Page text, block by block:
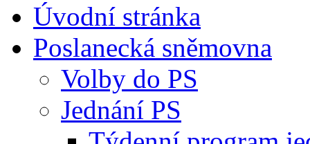
Úvodní stránka
Poslanecká sněmovna
Volby do PS
Jednání PS